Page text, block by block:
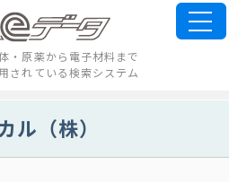
・原薬から電子材料まで
されている検索システム
ル（株）